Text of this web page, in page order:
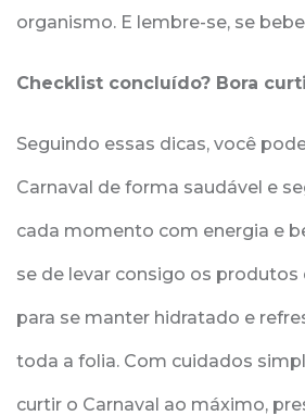
organismo. E lembre-se, se
Checklist concluído? Bora
Seguindo essas dicas, você
Carnaval de forma saudável e
cada momento com energia e
se de levar consigo os produtos
para se manter hidratado e
toda a folia. Com cuidados
curtir o Carnaval ao máximo,